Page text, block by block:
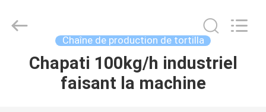
Machinery
Technology
Chaîne de production de tortilla
Chapati 100kg/h industriel
faisant la machine